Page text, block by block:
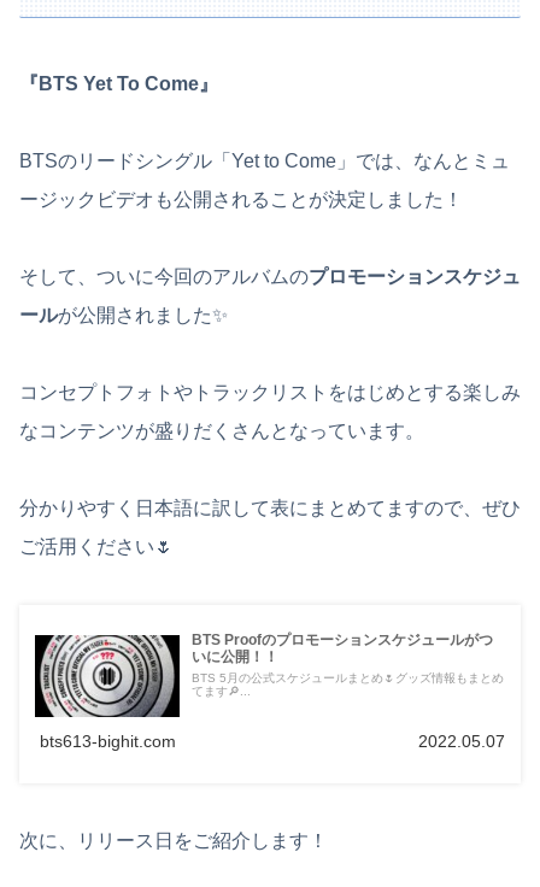
『BTS Yet To Come』
BTSのリードシングル「Yet to Come」では、なんとミュ
ージックビデオも公開されることが決定しました！
そして、ついに今回のアルバムのプロモーションスケジュ
ールが公開されました✨
コンセプトフォトやトラックリストをはじめとする楽しみ
なコンテンツが盛りだくさんとなっています。
分かりやすく日本語に訳して表にまとめてますので、ぜひ
ご活用ください🌷
BTS Proofのプロモーションスケジュールがつ
いに公開！！
BTS 5月の公式スケジュールまとめ🌷グッズ情報もまとめ
てます🔎...
bts613-bighit.com 2022.05.07
次に、リリース日をご紹介します！